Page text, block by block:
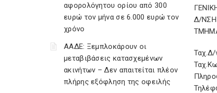
αφορολόγητου ορίου από 300
ευρώ τον μήνα σε 6.000 ευρώ τον
χρόνο
ΑΑΔΕ: Ξεμπλοκάρουν οι
μεταβιβάσεις κατασχεμένων
ακινήτων – Δεν απαιτείται πλέον
πλήρης εξόφληση της οφειλής
Δ/ΝΣΗ
Ταχ.Δ/